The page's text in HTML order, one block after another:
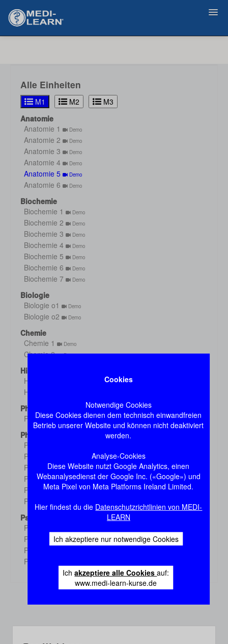
Cookies
Notwendige Cookies
Diese Cookies dienen dem technisch einwandfreien
Betrieb unserer Website und können nicht deaktiviert
werden.
Analyse-Cookies
Diese Website nutzt Google Analytics, einen
Webanalysedienst der Google Inc. («Google») und
Meta Pixel von Meta Platforms Ireland Limited.
Hier findest du die Datenschutzrichtlinien von MEDI-
LEARN
Ich akzeptiere nur notwendige Cookies
Ichakzeptiere alle Cookiesauf:
www.medi-learn-kurse.de
Alle Einheiten
M1 M2
M3
Anatomie
Anatomie 1
Demo
Anatomie 2 Demo
Anatomie 3 Demo
Anatomie 4 Demo
Anatomie 5 Demo
Anatomie 6 Demo
Biochemie
Biochemie 1
Demo
Biochemie 2 Demo
Biochemie 3 Demo
Biochemie 4 Demo
Biochemie 5 Demo
Biochemie 6 Demo
Biochemie 7 Demo
Biologie
Biologie o1
Demo
Biologie o2 Demo
Chemie
Chemie 1
Demo
Chemie 2 Demo
Histologie
Histologie s1
Histologie s2
Physik
Physik
Demo
Physiologie
Physiologie 1
Physiologie 2
Physiologie 3 Demo
Physiologie 4 Demo
Physiologie 5 Demo
Physiologie 6
Psychologie
Psychologie 1
Psychologie 2 Demo
Psychologie 3
Psychologie 4